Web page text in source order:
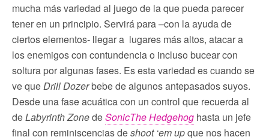
mucha más variedad al juego de la que pueda parecer
tener en un principio. Servirá para –con la ayuda de
ciertos elementos- llegar a lugares más altos, atacar a
los enemigos con contundencia o incluso bucear con
soltura por algunas fases. Es esta variedad es cuando se
ve queDrill Dozerbebe de algunos antepasados suyos.
Desde una fase acuática con un control que recuerda al
deLabyrinth ZonedeSonicThe Hedgehog hasta un jefe
final con reminiscencias deshoot ‘em upque nos hacen